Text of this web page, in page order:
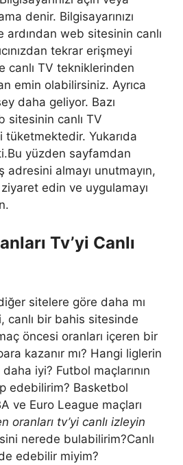
denir. Bilgisayarınızı
ardından web sitesinin canlı
tekrar erişmeyi
canlı TV tekniklerinden
emin olabilirsiniz. Ayrıca
daha geliyor. Bazı
sitesinin canlı TV
tüketmektedir. Yukarıda
yüzden sayfamdan
adresini almayı unutmayın,
edin ve uygulamayı
Tv’yi Canlı
sitelere göre daha mı
canlı bir bahis sitesinde
öncesi oranları içeren bir
kazanır mı? Hangi liglerin
iyi? Futbol maçlarının
edebilirim? Basketbol
ve Euro League maçları
oranları tv’yi canlı izleyin
nerede bulabilirim?Canlı
edebilir miyim?